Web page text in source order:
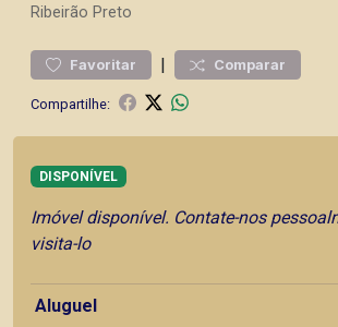
Ribeirão Preto
Favoritar | Comparar
Compartilhe:
DISPONÍVEL
Imóvel disponível. Contate-nos
visita-lo
Aluguel